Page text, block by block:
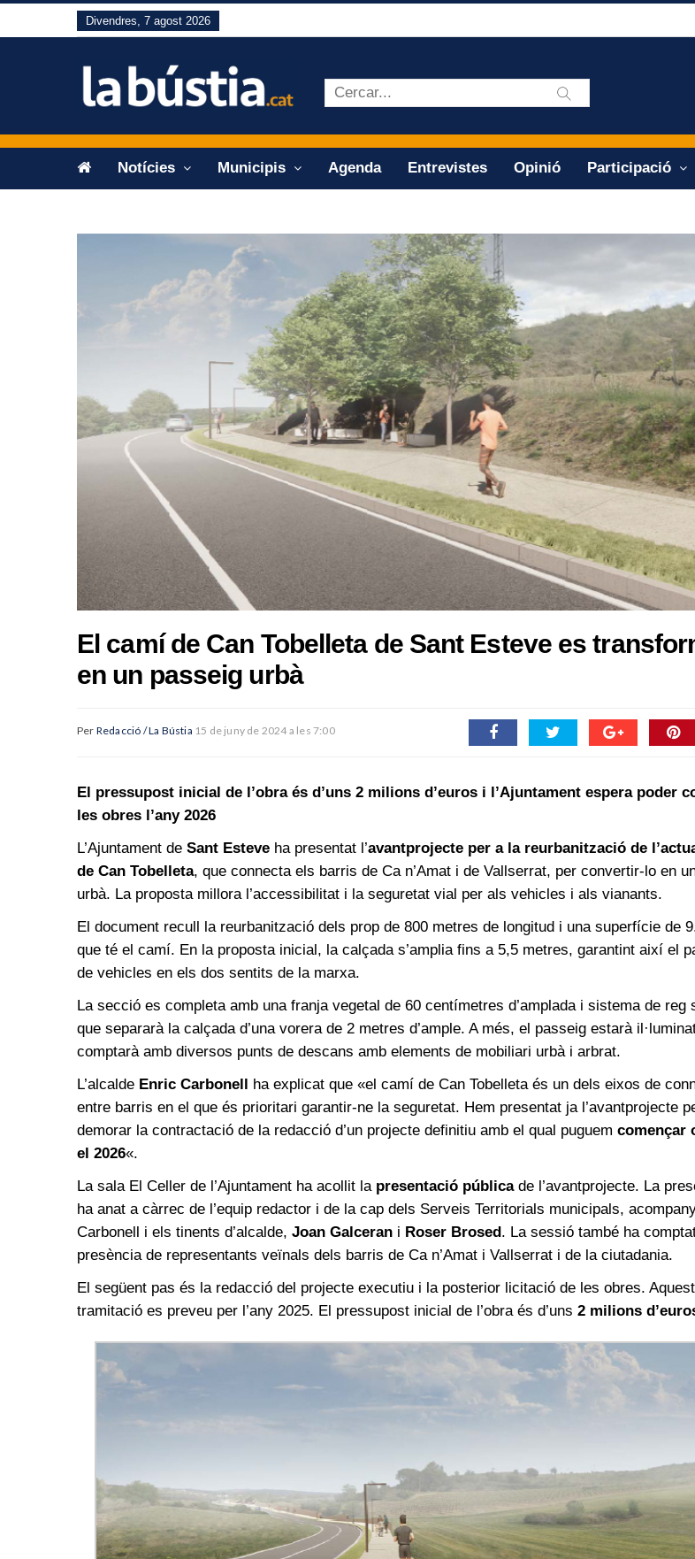
Divendres, 7 agost 2026
Notícies Municipis Agenda Entrevistes Opinió Participació
El camí de Can Tobelleta de Sant Esteve es
en un passeig urbà
Per Redacció / La Bústia 15 de juny de 2024 a les 7:00
El pressupost inicial de l’obra és d’uns 2 milions d’euros i l’Ajuntament espera poder
les obres l’any 2026
L’Ajuntament de Sant Esteve ha presentat l’avantprojecte per a la reurbanització de
de Can Tobelleta, que connecta els barris de Ca n’Amat i de Vallserrat, per convertir-lo en
urbà. La proposta millora l’accessibilitat i la seguretat vial per als vehicles i als vianants.
El document recull la reurbanització dels prop de 800 metres de longitud i una superfície de
que té el camí. En la proposta inicial, la calçada s’amplia fins a 5,5 metres, garantint així el
de vehicles en els dos sentits de la marxa.
La secció es completa amb una franja vegetal de 60 centímetres d’amplada i sistema de reg
que separarà la calçada d’una vorera de 2 metres d’ample. A més, el passeig estarà
comptarà amb diversos punts de descans amb elements de mobiliari urbà i arbrat.
L’alcalde Enric Carbonell
ha explicat que «el camí de Can Tobelleta és un dels eixos de
entre barris en el que és prioritari garantir-ne la seguretat. Hem presentat ja l’avantprojecte
demorar la contractació de la redacció d’un projecte definitiu amb el qual puguem començar
el 2026«.
La sala El Celler de l’Ajuntament ha acollit la presentació públicade l’avantprojecte. La
ha anat a càrrec de l’equip redactor i de la cap dels Serveis Territorials municipals,
Carbonell i els tinents d’alcalde, Joan Galceran i Roser Brosed . La sessió també ha
presència de representants veïnals dels barris de Ca n’Amat i Vallserrat i de la ciutadania.
El següent pas és la redacció del projecte executiu i la posterior licitació de les obres.
tramitació es preveu per l’any 2025. El pressupost inicial de l’obra és d’uns 2 milions